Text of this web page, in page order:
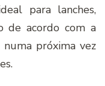
para lanches,
de acordo com a
próxima vez